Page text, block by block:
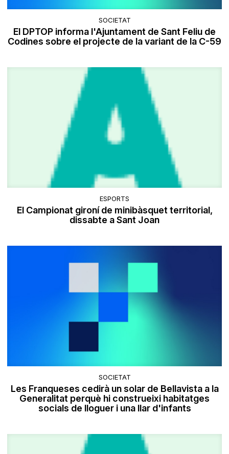
SOCIETAT
El DPTOP informa l'Ajuntament de Sant Feliu de
Codines sobre el projecte de la variant de la C-59
ESPORTS
El Campionat gironí de minibàsquet territorial,
dissabte a Sant Joan
SOCIETAT
Les Franqueses cedirà un solar de Bellavista a la
Generalitat perquè hi construeixi habitatges
socials de lloguer i una llar d'infants